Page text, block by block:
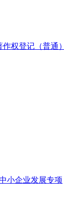
作权登记（普通）
小企业发展专项